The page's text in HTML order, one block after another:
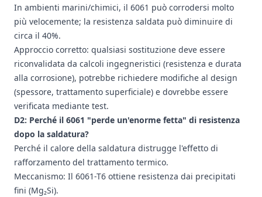
In ambienti marini/chimici, il 6061 può corrodersi molto
più velocemente; la resistenza saldata può diminuire di
circa il 40%.
Approccio corretto: qualsiasi sostituzione deve essere
riconvalidata da calcoli ingegneristici (resistenza e durata
alla corrosione), potrebbe richiedere modifiche al design
(spessore, trattamento superficiale) e dovrebbe essere
verificata mediante test.
D2: Perché il 6061 "perde un'enorme fetta" di resistenza
dopo la saldatura?
Perché il calore della saldatura distrugge l'effetto di
rafforzamento del trattamento termico.
Meccanismo: Il 6061-T6 ottiene resistenza dai precipitati
fini (Mg₂Si).